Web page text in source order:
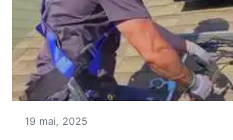
19 mai, 2025